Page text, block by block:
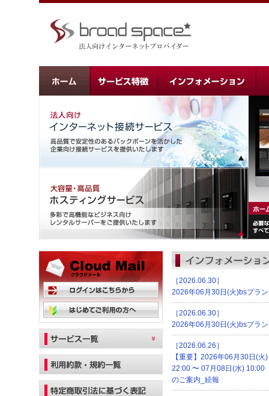
［2026.06.30］
2026年06月30日(火)bsプラ
［2026.06.30］
2026年06月30日(火)bsプラ
［2026.06.26］
【重要】2026年06月30日(
22:00 〜 07月08日(水)
のご案内_続報